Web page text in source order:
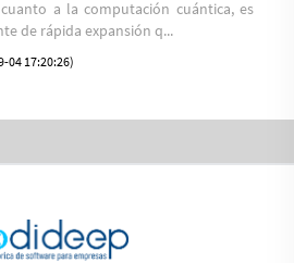
a la computación cuántica, es
de rápida expansión q...
04 17:20:26)